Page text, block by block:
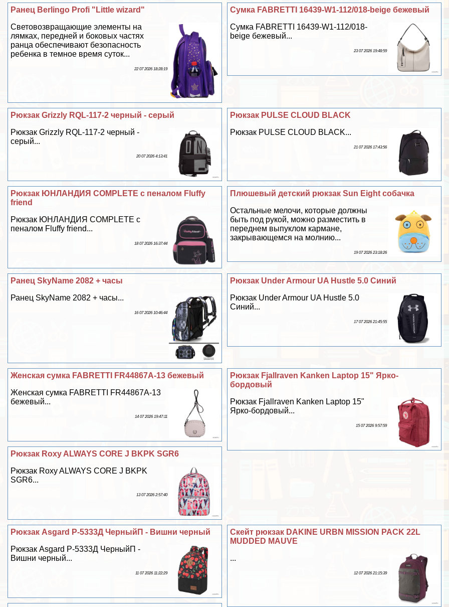
Сумка FABRETTI 16439-W1-112/018-beige бежевый
Сумка FABRETTI 16439-W1-112/018-
beige бежевый...
23 07 2026 19:48:59
Ранец Berlingo Profi "Little wizard"
Световозвращающие элементы на
лямках, передней и боковых частях
ранца обеспечивают безопасность
ребенка в темное время суток...
22 07 2026 18:28:19
Рюкзак PULSE CLOUD BLACK
Рюкзак PULSE CLOUD BLACK...
21 07 2026 17:43:56
Рюкзак Grizzly RQL-117-2 черный - серый
Рюкзак Grizzly RQL-117-2 черный -
серый...
20 07 2026 4:13:41
Плюшевый детский рюкзак Sun Eight собачка
Остальные мелочи, которые должны
быть под рукой, можно разместить в
переднем выпуклом кармане,
закрывающемся на молнию...
19 07 2026 23:18:26
Рюкзак ЮНЛАНДИЯ COMPLETE с пеналом Fluffy
friend
Рюкзак ЮНЛАНДИЯ COMPLETE с
пеналом Fluffy friend...
18 07 2026 16:37:44
Рюкзак Under Armour UA Hustle 5.0 Синий
Рюкзак Under Armour UA Hustle 5.0
Синий...
17 07 2026 21:45:55
Ранец SkyName 2082 + часы
Ранец SkyName 2082 + часы...
16 07 2026 10:46:44
Рюкзак Fjallraven Kanken Laptop 15" Ярко-
бордовый
Рюкзак Fjallraven Kanken Laptop 15"
Ярко-бордовый...
15 07 2026 9:57:59
Женская сумка FABRETTI FR44867A-13 бежевый
Женская сумка FABRETTI FR44867A-13
бежевый...
14 07 2026 19:47:11
Рюкзак Roxy ALWAYS CORE J BKPK SGR6
Рюкзак Roxy ALWAYS CORE J BKPK
SGR6...
13 07 2026 2:57:40
Скейт рюкзак DAKINE URBN MISSION PACK 22L
MUDDED MAUVE
...
12 07 2026 21:15:39
Рюкзак Asgard Р-5333Д ЧерныйП - Вишни черный
Рюкзак Asgard Р-5333Д ЧерныйП -
Вишни черный...
11 07 2026 11:22:29